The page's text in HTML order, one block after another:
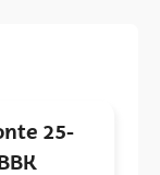
25-